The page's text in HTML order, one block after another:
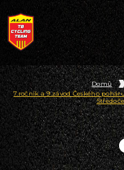
Domů
7.ročník a 9.závod Českého